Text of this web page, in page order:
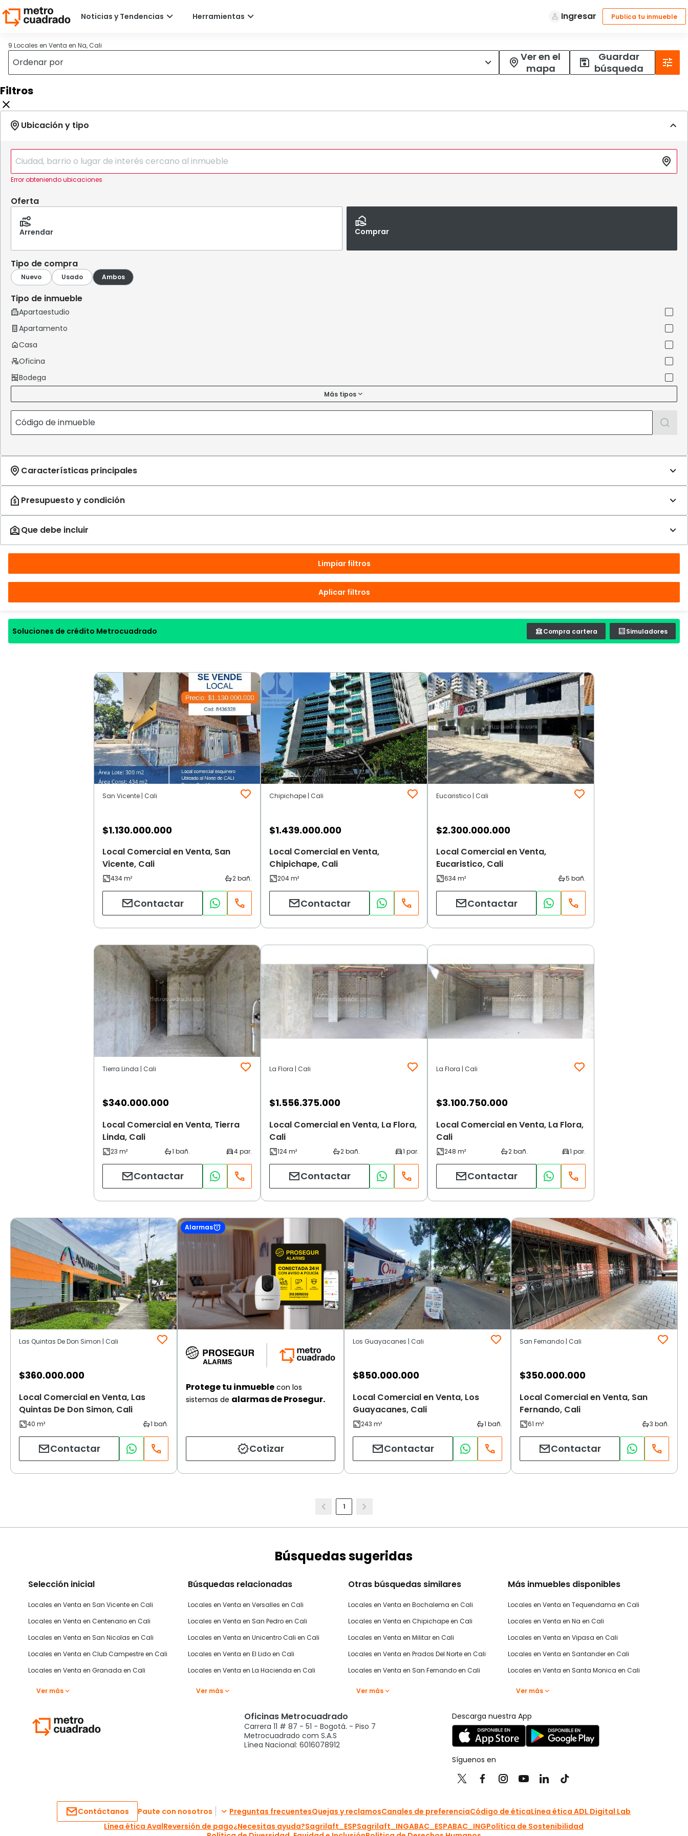
9 Locales en Venta en Na, Cali
Ver en el
mapa
Guardar
búsqueda
Filtros
Error obteniendo ubicaciones
Oferta
Arrendar Comprar
Tipo de compra
Tipo de inmueble
Más tipos
Limpiar filtros
Aplicar filtros
Soluciones de crédito Metrocuadrado Compra cartera Simuladores
San Vicente | Cali
$1.130.000.000
Local Comercial en Venta, San
Vicente, Cali
Contactar
Chipichape | Cali
$1.439.000.000
Local Comercial en Venta,
Chipichape, Cali
Contactar
Eucaristico | Cali
$2.300.000.000
Local Comercial en Venta,
Eucaristico, Cali
Contactar
Tierra Linda | Cali
$340.000.000
Local Comercial en Venta, Tierra
Linda, Cali
Contactar
La Flora | Cali
$1.556.375.000
Local Comercial en Venta, La Flora,
Cali
Contactar
La Flora | Cali
$3.100.750.000
Local Comercial en Venta, La Flora,
Cali
Contactar
Las Quintas De Don Simon | Cali
$360.000.000
Local Comercial en Venta, Las
Quintas De Don Simon, Cali
Contactar
Alarmas
Protege tu inmueble con los
sistemas de alarmas de Prosegur.
Cotizar
Los Guayacanes | Cali
$850.000.000
Local Comercial en Venta, Los
Guayacanes, Cali
Contactar
San Fernando | Cali
$350.000.000
Local Comercial en Venta, San
Fernando, Cali
Contactar
1